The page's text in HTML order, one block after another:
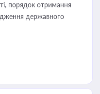
порядок отримання
державного